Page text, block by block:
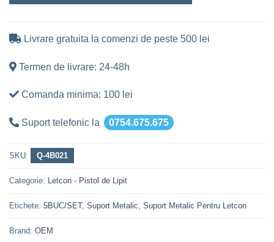
Livrare gratuita la comenzi de peste 500 lei
Termen de livrare: 24-48h
Comanda minima: 100 lei
Suport telefonic la 0754.675.675
SKU: Q-4B021
Categorie: Letcon - Pistol de Lipit
Etichete: 5BUC/SET, Suport Metalic Suport Metalic Pentru Letcon
Brand: OEM